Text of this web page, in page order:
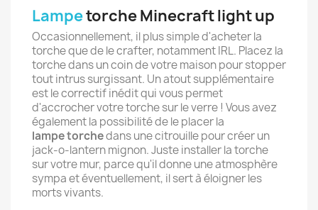
Lampetorche Minecraft light up
Occasionnellement, il plus simple d'acheter la
torche que de le crafter, notamment IRL. Placez la
torche dans un coin de votre maison pour stopper
tout intrus surgissant. Un atout supplémentaire
est le correctif inédit qui vous permet
d'accrocher votre torche sur le verre ! Vous avez
également la possibilité de le placer la
lampe torchedans une citrouille pour créer un
jack-o-lantern mignon. Juste installer la torche
sur votre mur, parce qu'il donne une atmosphère
sympa et éventuellement, il sert à éloigner les
morts vivants.